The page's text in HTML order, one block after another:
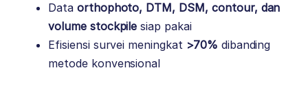
Data orthophoto, DTM, DSM, contour, dan
volume stockpile siap pakai
Efisiensi survei meningkat >70% dibanding
metode konvensional